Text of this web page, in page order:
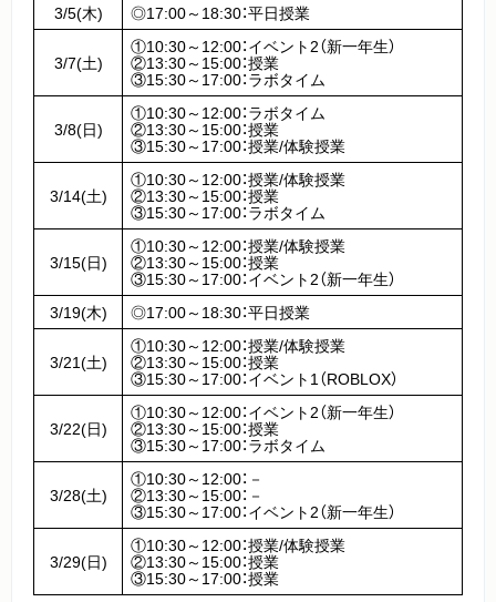
3/5(木)
◎17:00～18:30：平日授業
3/7(土)
①10:30～12:00：イベント2（新一年生）
②13:30～15:00：授業
③15:30～17:00：ラボタイム
3/8(日)
①10:30～12:00：ラボタイム
②13:30～15:00：授業
③15:30～17:00：授業/体験授業
3/14(土)
①10:30～12:00：授業/体験授業
②13:30～15:00：授業
③15:30～17:00：ラボタイム
3/15(日)
①10:30～12:00：授業/体験授業
②13:30～15:00：授業
③15:30～17:00：イベント2（新一年生）
3/19(木)
◎17:00～18:30：平日授業
3/21(土)
①10:30～12:00：授業/体験授業
②13:30～15:00：授業
③15:30～17:00：イベント1（ROBLOX）
3/22(日)
①10:30～12:00：イベント2（新一年生）
②13:30～15:00：授業
③15:30～17:00：ラボタイム
3/28(土)
①10:30～12:00：－
②13:30～15:00：－
③15:30～17:00：イベント2（新一年生）
3/29(日)
①10:30～12:00：授業/体験授業
②13:30～15:00：授業
③15:30～17:00：授業